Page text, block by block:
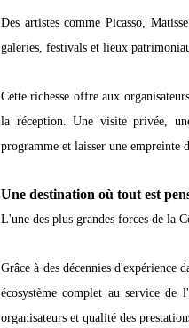
Des artistes comme Picasso,
galeries, festivals et lieux
Cette richesse offre aux
la réception. Une visite privée,
programme et laisser une empreinte
Une destination où tout est
L'une des plus grandes forces de la
Grâce à des décennies d'expérience
écosystème complet au service de
organisateurs et qualité des